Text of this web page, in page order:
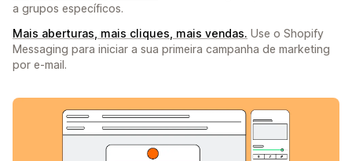
a grupos específicos.
Mais aberturas, mais cliques, mais vendas. Use o Shopify
Messaging para iniciar a sua primeira campanha de marketing
por e-mail.